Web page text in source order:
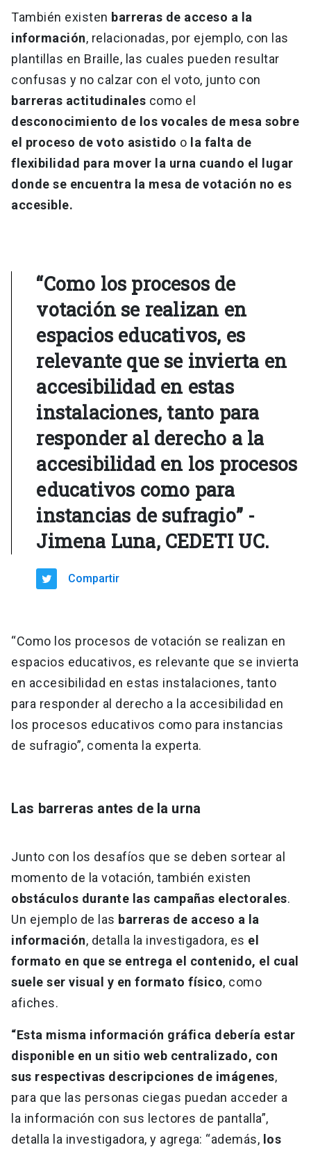
También existen barreras de acceso a la
información, relacionadas, por ejemplo, con las
plantillas en Braille, las cuales pueden resultar
confusas y no calzar con el voto, junto con
barreras actitudinales como el
desconocimiento de los vocales de mesa sobre
el proceso de voto asistido o la falta de
flexibilidad para mover la urna cuando el lugar
donde se encuentra la mesa de votación no es
accesible.
“Como los procesos de
votación se realizan en
espacios educativos, es
relevante que se invierta en
accesibilidad en estas
instalaciones, tanto para
responder al derecho a la
accesibilidad en los procesos
educativos como para
instancias de sufragio” -
Jimena Luna, CEDETI UC.
Compartir
“Como los procesos de votación se realizan en
espacios educativos, es relevante que se invierta
en accesibilidad en estas instalaciones, tanto
para responder al derecho a la accesibilidad en
los procesos educativos como para instancias
de sufragio”, comenta la experta.
Las barreras antes de la urna
Junto con los desafíos que se deben sortear al
momento de la votación, también existen
obstáculos durante las campañas electorales.
Un ejemplo de las barreras de acceso a la
información, detalla la investigadora, es el
formato en que se entrega el contenido, el cual
suele ser visual y en formato físico, como
afiches.
“Esta misma información gráfica debería estar
disponible en un sitio web centralizado, con
sus respectivas descripciones de imágenes,
para que las personas ciegas puedan acceder a
la información con sus lectores de pantalla”,
detalla la investigadora, y agrega: “además, los